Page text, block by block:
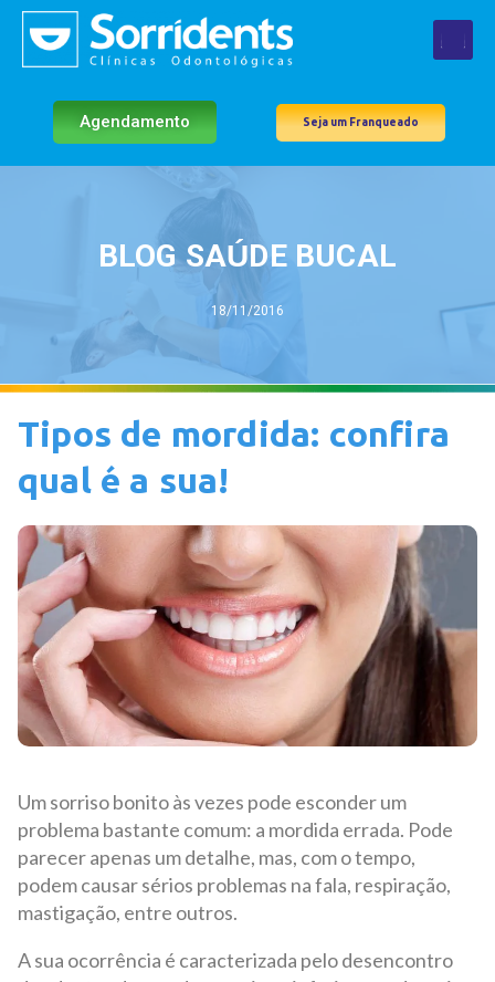
Agendamento Seja um Franqueado
BLOG SAÚDE BUCAL
18/11/2016
Tipos de mordida: confira
qual é a sua!
Um sorriso bonito às vezes pode esconder um
problema bastante comum: a mordida errada. Pode
parecer apenas um detalhe, mas, com o tempo,
podem causar sérios problemas na fala, respiração,
mastigação, entre outros.
A sua ocorrência é caracterizada pelo desencontro